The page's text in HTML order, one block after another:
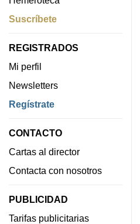
Suscríbete
REGISTRADOS
Mi perfil
Newsletters
Regístrate
CONTACTO
Cartas al director
Contacta con nosotros
PUBLICIDAD
Tarifas publicitarias